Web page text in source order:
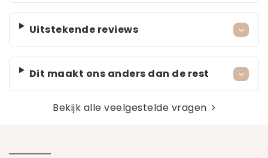
Uitstekende reviews
Dit maakt ons anders dan de rest
Bekijk alle veelgestelde vragen